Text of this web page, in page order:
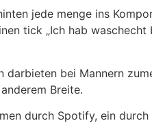
jede menge ins
tick „Ich hab
bei Mannern
Breite.
durch Spotify, ein